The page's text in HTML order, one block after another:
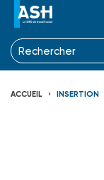
ACCUEIL INSERTION